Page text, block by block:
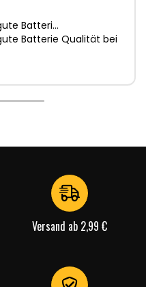
Batteri…
Batterie Qualität bei
Versand ab 2,99 €